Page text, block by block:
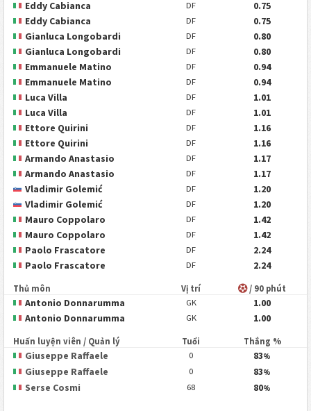
Eddy Cabianca DF
0.75
Eddy Cabianca
DF
0.75
Gianluca Longobardi
DF
0.80
Gianluca Longobardi
DF
0.80
Emmanuele Matino
DF
0.94
Emmanuele Matino
DF
0.94
Luca Villa
DF
1.01
Luca Villa
DF
1.01
Ettore Quirini
DF
1.16
Ettore Quirini
DF
1.16
Armando Anastasio
DF
1.17
Armando Anastasio
DF
1.17
Vladimir Golemić
DF
1.20
Vladimir Golemić
DF
1.20
Mauro Coppolaro
DF
1.42
Mauro Coppolaro
DF
1.42
Paolo Frascatore
DF
2.24
Paolo Frascatore
DF 2.24
Thủ môn Vị trí / 90 phút
Antonio Donnarumma GK
1.00
Antonio Donnarumma
GK 1.00
Huấn luyện viên / Quản lý Tuổi Thắng %
Giuseppe Raffaele 0 83%
Giuseppe Raffaele 0 83%
Serse Cosmi 68 80%